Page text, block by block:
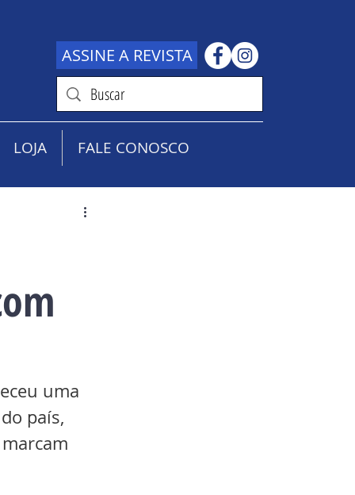
ASSINE A REVISTA
LOJA FALE CONOSCO
uma
país,